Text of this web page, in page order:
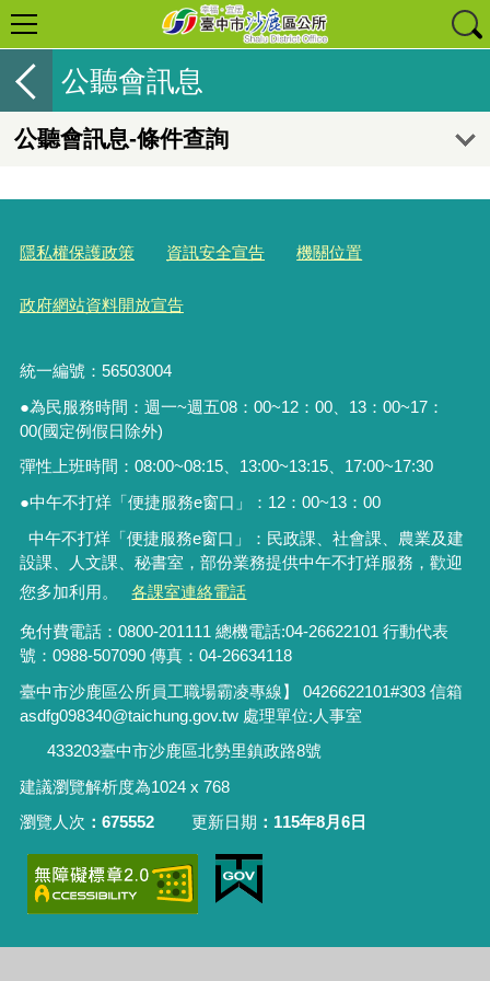
公聽會訊息
公聽會訊息-條件查詢
隱私權保護政策 資訊安全宣告 機關位置
政府網站資料開放宣告
統一編號：56503004
●為民服務時間：週一~週五08：00~12：00、13：00~17：
00(國定例假日除外)
彈性上班時間：08:00~08:15、13:00~13:15、17:00~17:30
●中午不打烊「便捷服務e窗口」： 12： 00~13： 00
中午不打烊「便捷服務e窗口」：民政課、社會課、農業及建
設課、人文課、秘書室， 部份業務提供中午不打烊服務 ，歡迎
您多加利用。
各課室連絡電話
免付費電話：0800-201111 總機電話:04-26622101 行動代表
號：0988-507090 傳真：04-26634118
臺中市沙鹿區公所員工職場霸凌專線】 0426622101#303 信箱
asdfg098340@taichung.gov.tw 處理單位:人事室
433203臺中市沙鹿區北勢里鎮政路8號
建議瀏覽解析度為1024 x 768
瀏覽人次
675552 更新日期 115年8月6日